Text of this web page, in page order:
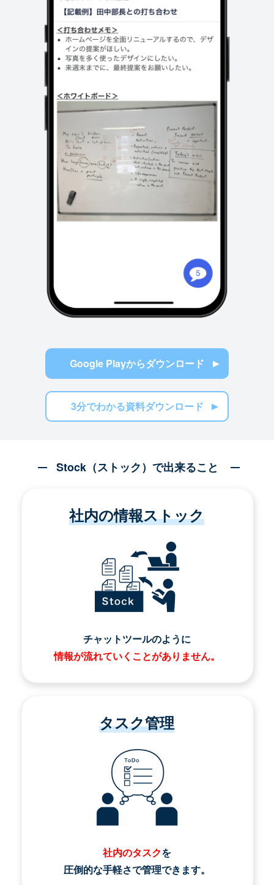
Google Playからダウンロード
3分でわかる資料ダウンロード
Stock（ストック）で出来ること
社内の情報ストック
チャットツールのように
情報が流れていくことがありません。
タスク管理
社内のタスクを
圧倒的な手軽さで管理できます。